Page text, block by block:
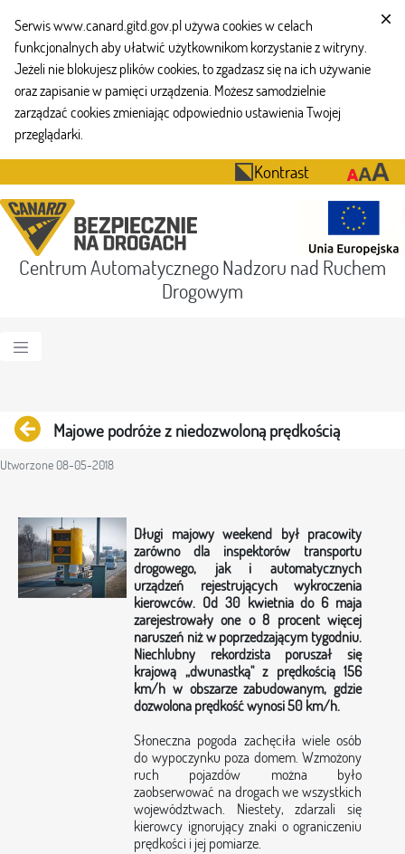
Serwis www.canard.gitd.gov.pl używa cookies w celach
funkcjonalnych aby ułatwić użytkownikom korzystanie z witryny.
Jeżeli nie blokujesz plików cookies, to zgadzasz się na ich używanie
oraz zapisanie w pamięci urządzenia. Możesz samodzielnie
zarządzać cookies zmieniając odpowiednio ustawienia Twojej
przeglądarki.
Kontrast
Centrum Automatycznego Nadzoru nad Ruchem
Drogowym
Powrót
Majowe podróże z niedozwoloną prędkością
Utworzone 08-05-2018
Długi majowy weekend był pracowity
zarówno dla inspektorów transportu
drogowego, jak i automatycznych
urządzeń rejestrujących wykroczenia
kierowców. Od 30 kwietnia do 6 maja
zarejestrowały one o 8 procent więcej
naruszeń niż w poprzedzającym tygodniu.
Niechlubny rekordzista poruszał się
krajową „dwunastką" z prędkością 156
km/h w obszarze zabudowanym, gdzie
dozwolona prędkość wynosi 50 km/h.
Słoneczna pogoda zachęciła wiele osób
do wypoczynku poza domem. Wzmożony
ruch pojazdów można było
zaobserwować na drogach we wszystkich
województwach. Niestety, zdarzali się
kierowcy ignorujący znaki o ograniczeniu
prędkości i jej pomiarze.